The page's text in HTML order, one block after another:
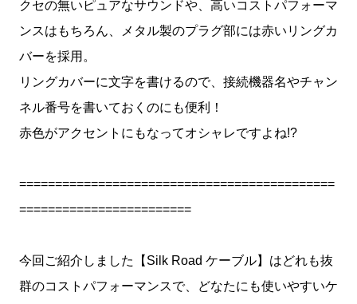
クセの無いピュアなサウンドや、高いコストパフォーマ
ンスはもちろん、メタル製のプラグ部には赤いリングカ
バーを採用。
リングカバーに文字を書けるので、接続機器名やチャン
ネル番号を書いておくのにも便利！
赤色がアクセントにもなってオシャレですよね!?
============================================
========================
今回ご紹介しました【Silk Road ケーブル】はどれも抜
群のコストパフォーマンスで、どなたにも使いやすいケ